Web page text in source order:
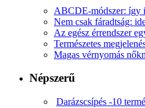
ABCDE‑módszer: így
Nem csak fáradtság:
Az egész érrendszer
Természetes
Magas vérnyomás
Népszerű
Darázscsípés -10